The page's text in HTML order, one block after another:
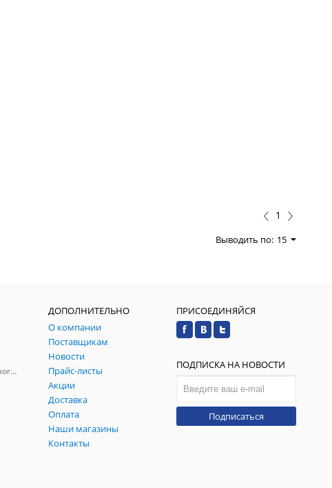
1
Выводить по: 15
Комплектующие для насосного оборудования
ДОПОЛНИТЕЛЬНО
О компании
Поставщикам
Новости
Прайс-листы
Акции
Доставка
Оплата
Наши магазины
Контакты
ПРИСОЕДИНЯЙСЯ
ПОДПИСКА НА НОВОСТИ
Подписаться